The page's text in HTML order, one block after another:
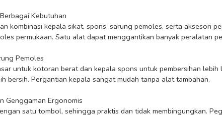
Kebutuhan
permukaan. Satu alat dapat menggantikan banyak peralatan
Pemoles
bersih. Pergantian kepala sangat mudah tanpa alat tambahan.
Genggaman Ergonomis